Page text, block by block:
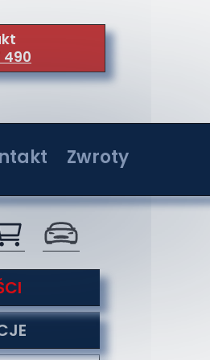
akredytowanych
nas wyróżnia
płatności
Zwroty
490